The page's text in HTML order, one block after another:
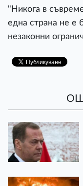
"Никога в
една страна не е
незаконни